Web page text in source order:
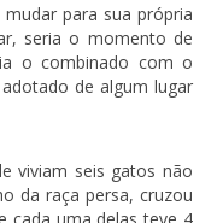
para sua própria
seria o momento de
o combinado com o
de algum lugar
viviam seis gatos não
da raça persa, cruzou